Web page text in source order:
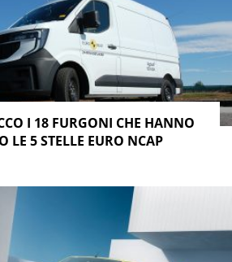
I 18 FURGONI CHE HANNO
LE 5 STELLE EURO NCAP